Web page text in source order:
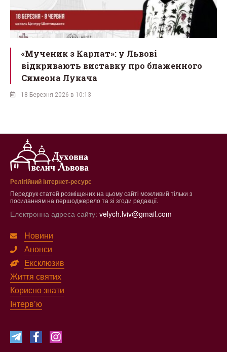
«Мученик з Карпат»: у Львові
відкривають виставку про блаженного
Симеона Лукача
18 Березня 2026 в 10:13
Релігійний інтернет-ресурс
Передрук статей розміщених на цьому сайті можливий тільки з
посиланням на першоджерело та зі згоди редакції.
Електронна адреса сайту: velych.lviv@gmail.com
Новини
Анонси
Ексклюзив
Життя святих
Корисно знати
Інтерв’ю